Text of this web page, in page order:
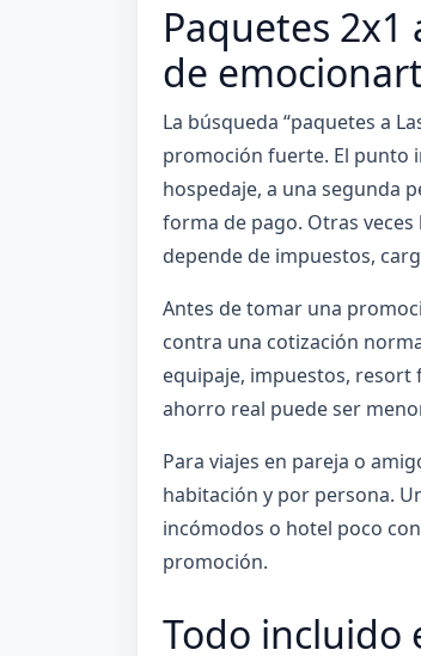
Paquetes 2x1
de
La búsqueda “paquetes a
promoción fuerte. El punto
hospedaje, a una segunda
forma de pago. Otras
depende de impuestos,
Antes de tomar una
contra una cotización
equipaje, impuestos, resort
ahorro real puede ser
Para viajes en pareja o
habitación y por persona.
incómodos o hotel poco
promoción.
Todo incluido